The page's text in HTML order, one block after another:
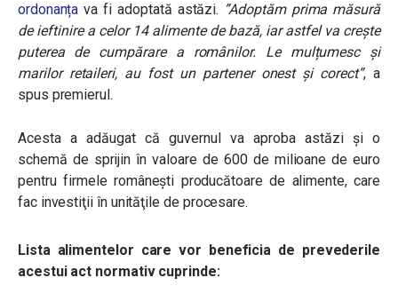
ordonanța va fi adoptată astăzi. ”Adoptăm prima măsură
de ieftinire a celor 14 alimente de bază, iar astfel va crește
puterea de cumpărare a românilor. Le mulțumesc și
marilor retaileri, au fost un partener onest și corect”, a
spus premierul.
Acesta a adăugat că guvernul va aproba astăzi și o
schemă de sprijin în valoare de 600 de milioane de euro
pentru firmele româneşti producătoare de alimente, care
fac investiţii în unităţile de procesare.
Lista alimentelor care vor beneficia de prevederile
acestui act normativ cuprinde: